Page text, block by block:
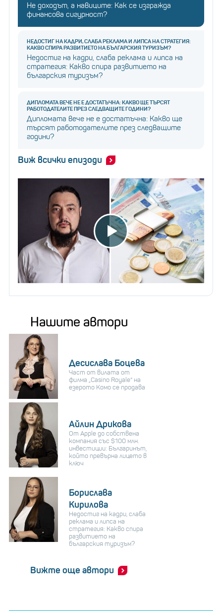
Не доходът, а навиците: Как се изгражда
финансова сигурност?
НЕДОСТИГ НА КАДРИ, СЛАБА РЕКЛАМА И ЛИПСА НА СТРАТЕГИЯ:
КАКВО СПИРА РАЗВИТИЕТО НА БЪЛГАРСКИЯ ТУРИЗЪМ?
Недостиг на кадри, слаба реклама и липса на
стратегия: Какво спира развитието на
българския туризъм?
ДИПЛОМАТА ВЕЧЕ НЕ Е ДОСТАТЪЧНА: КАКВО ЩЕ ТЪРСЯТ
РАБОТОДАТЕЛИТЕ ПРЕЗ СЛЕДВАЩИТЕ ГОДИНИ?
Дипломата вече не е достатъчна: Какво ще
търсят работодателите през следващите
години?
Виж всички епизоди
Нашите автори
Десислава Боцева
Част от вилата от
филма „Casino Royale“ на
езерото Комо се продава
Айлин Дрикова
От Apple до собствена
компания със $100 млн.
инвестиции: Българинът,
който превърна лицето в
ключ
Борислава
Кирилова
Недостиг на кадри, слаба
реклама и липса на
стратегия: Какво спира
развитието на
българския туризъм?
Вижте още автори